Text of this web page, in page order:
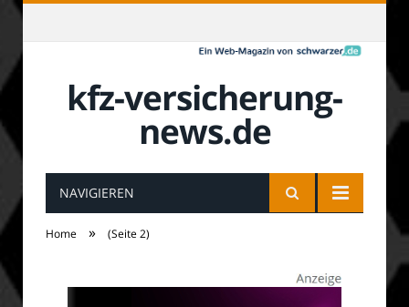
kfz-versicherung-
news.de
NAVIGIEREN
Home » (Seite 2)